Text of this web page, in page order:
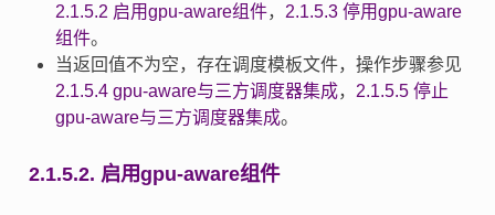
2.1.5.2 启用gpu-aware组件， 2.1.5.3 停用gpu-aware
组件。
当返回值不为空，存在调度模板文件，操作步骤参见
2.1.5.4 gpu-aware与三方调度器集成， 2.1.5.5 停止
gpu-aware与三方调度器集成。
2.1.5.2. 启用gpu-aware组件